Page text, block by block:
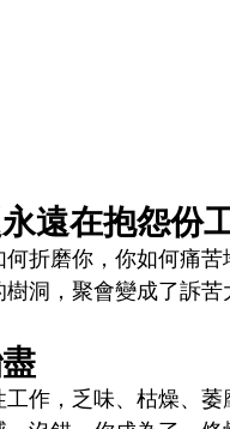
遠在抱怨份
折磨你，你如何痛
洞，聚會變成了訴
工作，乏味、枯燥、